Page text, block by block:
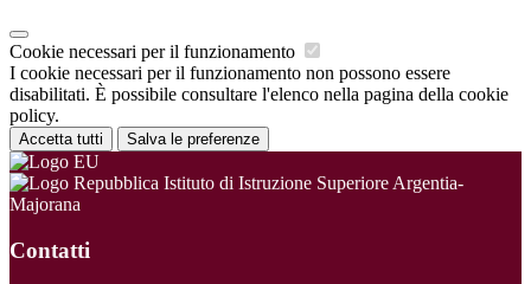
Cookie necessari per il funzionamento
I cookie necessari per il funzionamento non possono essere
disabilitati. È possibile consultare l'elenco nella pagina della cookie
policy.
Accetta tutti Salva le preferenze
Istituto di Istruzione Superiore Argentia-
Majorana
Contatti